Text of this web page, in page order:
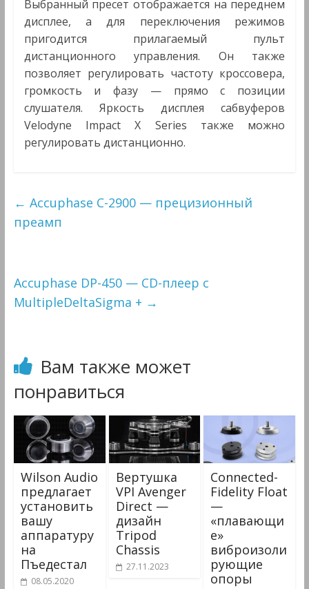
Выбранный пресет отображается на переднем
дисплее, а для переключения режимов
пригодится прилагаемый пульт
дистанционного управления. Он также
позволяет регулировать частоту кроссовера,
громкость и фазу — прямо с позиции
слушателя. Яркость дисплея сабвуферов
Velodyne Impact X Series также можно
регулировать дистанционно.
← Accuphase C-2900 — прецизионный
преамп
Accuphase DP-450 — CD-плеер с
MultipleDeltaSigma + →
Вам также может
понравиться
Wilson Audio
предлагает
установить
вашу
аппаратуру
на
Пъедестал
08.05.2020
Вертушка
VPI Avenger
Direct —
дизайн
Tripod
Chassis
27.11.2023
Connected-
Fidelity Float
—
«плавающи
е»
виброизоли
рующие
опоры